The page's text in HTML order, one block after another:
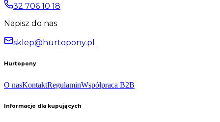
32 706 10 18
Napisz do nas
sklep@hurtopony.pl
Hurtopony
O nasKontaktRegulaminWspółpraca B2B
Informacje dla kupujących